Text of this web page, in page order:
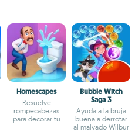
Homescapes
Resuelve
rompecabezas
para decorar tu
Bubble Witch
Saga 3
Ayuda a la bruja
buena a derrotar
al malvado Wilbur